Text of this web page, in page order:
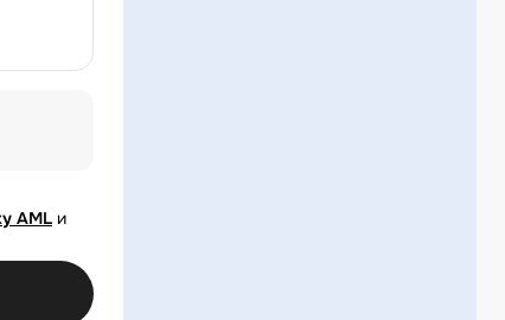
AML и